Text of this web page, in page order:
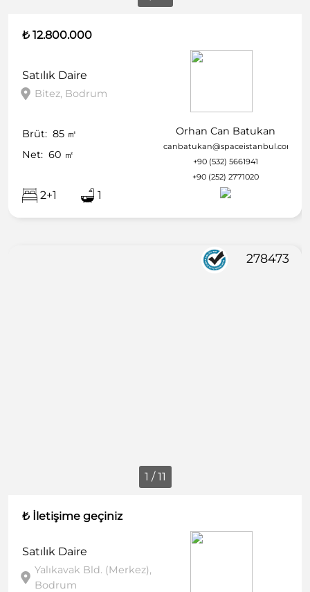
₺ 12.800.000
Satılık Daire
Bitez, Bodrum
Brüt: 85 ㎡
Net: 60 ㎡
2+1 1
Orhan Can Batukan
canbatukan@spaceistanbul.com
+90 (532) 5661941
+90 (252) 2771020
1 / 11
278473
₺ İletişime geçiniz
Satılık Daire
Yalıkavak Bld. (Merkez),
Bodrum